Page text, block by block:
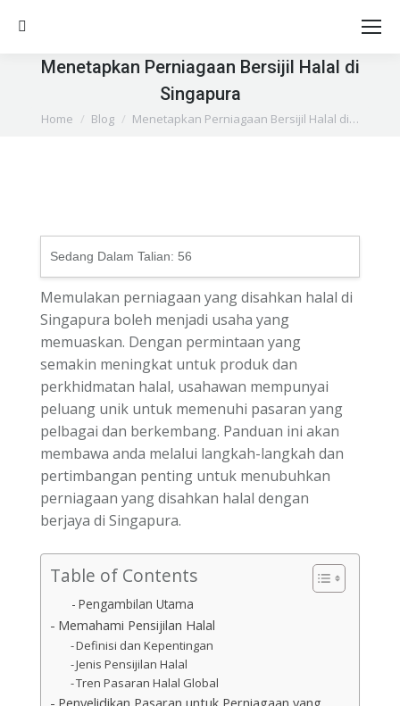
Search:
Menetapkan Perniagaan Bersijil Halal di
Singapura
You are here:
Home Blog Menetapkan Perniagaan Bersijil Halal di…
Sedang Dalam Talian: 56
Memulakan perniagaan yang disahkan halal di
Singapura boleh menjadi usaha yang
memuaskan. Dengan permintaan yang
semakin meningkat untuk produk dan
perkhidmatan halal, usahawan mempunyai
peluang unik untuk memenuhi pasaran yang
pelbagai dan berkembang. Panduan ini akan
membawa anda melalui langkah-langkah dan
pertimbangan penting untuk menubuhkan
perniagaan yang disahkan halal dengan
berjaya di Singapura.
Table of Contents
Pengambilan Utama
Memahami Pensijilan Halal
Definisi dan Kepentingan
Jenis Pensijilan Halal
Tren Pasaran Halal Global